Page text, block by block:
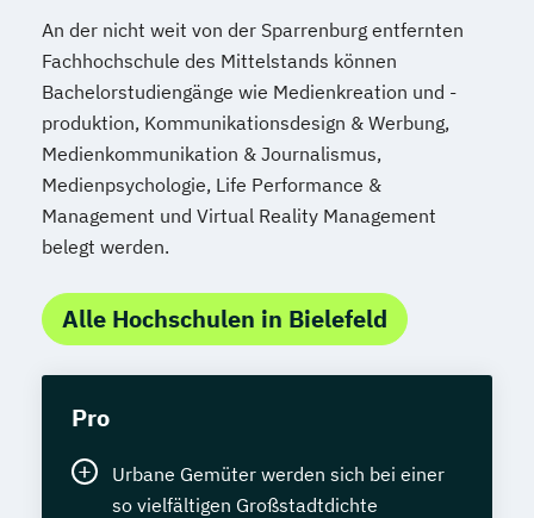
An der nicht weit von der Sparrenburg entfernten
Fachhochschule des Mittelstands können
Bachelorstudiengänge wie Medienkreation und -
produktion, Kommunikationsdesign & Werbung,
Medienkommunikation & Journalismus,
Medienpsychologie, Life Performance &
Management und Virtual Reality Management
belegt werden.
Alle Hochschulen in Bielefeld
Pro
Urbane Gemüter werden sich bei einer
so vielfältigen Großstadtdichte